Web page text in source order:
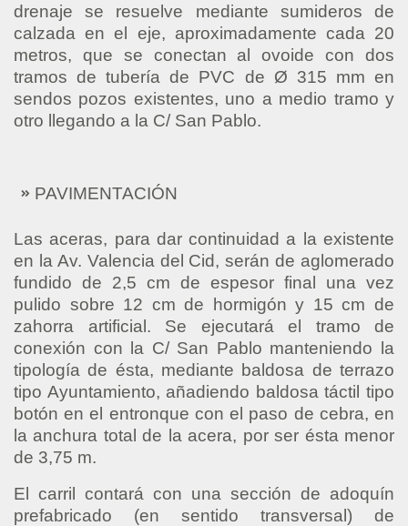
drenaje se resuelve mediante sumideros de
calzada en el eje, aproximadamente cada 20
metros, que se conectan al ovoide con dos
tramos de tubería de PVC de Ø 315 mm en
sendos pozos existentes, uno a medio tramo y
otro llegando a la C/ San Pablo.
PAVIMENTACIÓN
Las aceras, para dar continuidad a la existente
en la Av. Valencia del Cid, serán de aglomerado
fundido de 2,5 cm de espesor final una vez
pulido sobre 12 cm de hormigón y 15 cm de
zahorra artificial. Se ejecutará el tramo de
conexión con la C/ San Pablo manteniendo la
tipología de ésta, mediante baldosa de terrazo
tipo Ayuntamiento, añadiendo baldosa táctil tipo
botón en el entronque con el paso de cebra, en
la anchura total de la acera, por ser ésta menor
de 3,75 m.
El carril contará con una sección de adoquín
prefabricado (en sentido transversal) de